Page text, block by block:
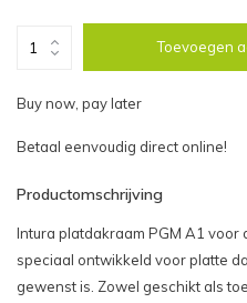
Toevoegen
Buy now, pay later
Betaal eenvoudig direct online!
Productomschrijving
Intura platdakraam PGM A1
speciaal ontwikkeld voor platte
gewenst is. Zowel geschikt als